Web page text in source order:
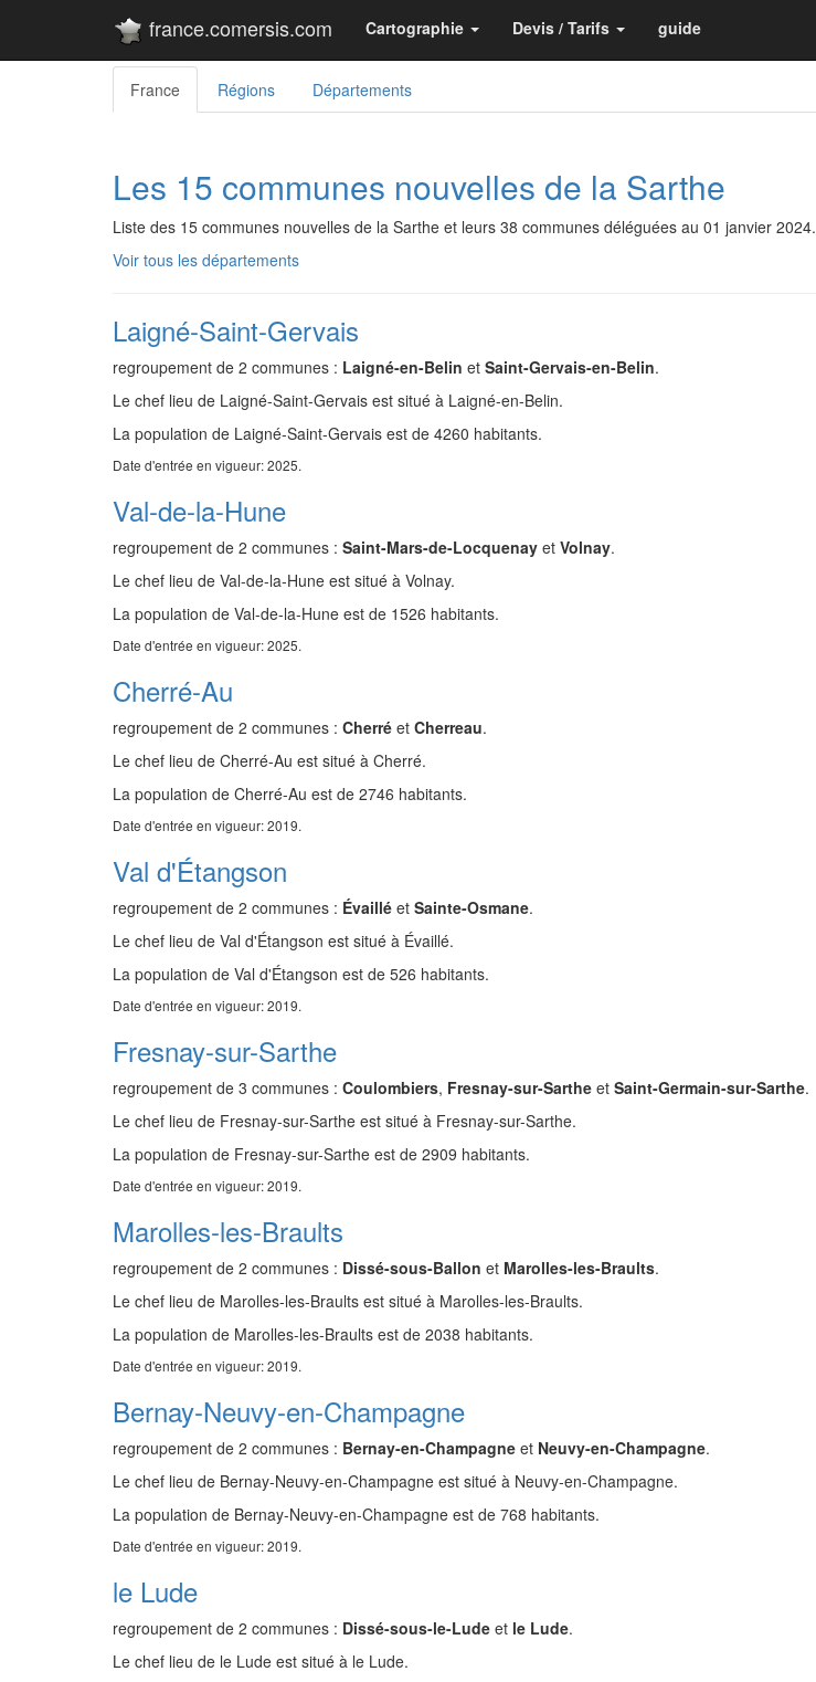
france.comersis.com Cartographie Devis / Tarifs guide
France Régions Départements
Les 15 communes nouvelles de la Sarthe
Liste des 15 communes nouvelles de la Sarthe et leurs 38 communes déléguées au 01 janvier 2024.
Voir tous les départements
Laigné-Saint-Gervais
regroupement de 2 communes : Laigné-en-Belin et Saint-Gervais-en-Belin.
Le chef lieu de Laigné-Saint-Gervais est situé à Laigné-en-Belin.
La population de Laigné-Saint-Gervais est de 4260 habitants.
Date d'entrée en vigueur: 2025.
Val-de-la-Hune
regroupement de 2 communes : Saint-Mars-de-Locquenay et Volnay.
Le chef lieu de Val-de-la-Hune est situé à Volnay.
La population de Val-de-la-Hune est de 1526 habitants.
Date d'entrée en vigueur: 2025.
Cherré-Au
regroupement de 2 communes : Cherré et Cherreau.
Le chef lieu de Cherré-Au est situé à Cherré.
La population de Cherré-Au est de 2746 habitants.
Date d'entrée en vigueur: 2019.
Val d'Étangson
regroupement de 2 communes : Évaillé et Sainte-Osmane.
Le chef lieu de Val d'Étangson est situé à Évaillé.
La population de Val d'Étangson est de 526 habitants.
Date d'entrée en vigueur: 2019.
Fresnay-sur-Sarthe
regroupement de 3 communes : Coulombiers, Fresnay-sur-Sarthe et Saint-Germain-sur-Sarthe.
Le chef lieu de Fresnay-sur-Sarthe est situé à Fresnay-sur-Sarthe.
La population de Fresnay-sur-Sarthe est de 2909 habitants.
Date d'entrée en vigueur: 2019.
Marolles-les-Braults
regroupement de 2 communes : Dissé-sous-Ballon et Marolles-les-Braults.
Le chef lieu de Marolles-les-Braults est situé à Marolles-les-Braults.
La population de Marolles-les-Braults est de 2038 habitants.
Date d'entrée en vigueur: 2019.
Bernay-Neuvy-en-Champagne
regroupement de 2 communes : Bernay-en-Champagne et Neuvy-en-Champagne.
Le chef lieu de Bernay-Neuvy-en-Champagne est situé à Neuvy-en-Champagne.
La population de Bernay-Neuvy-en-Champagne est de 768 habitants.
Date d'entrée en vigueur: 2019.
le Lude
regroupement de 2 communes : Dissé-sous-le-Lude et le Lude.
Le chef lieu de le Lude est situé à le Lude.